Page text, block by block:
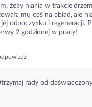
żeby niania w trakcie
mu coś na obiad, ale
odpoczynku i regeneracji.
2 godzinnej w pracy!
rady od